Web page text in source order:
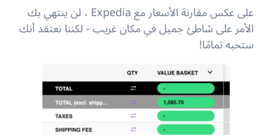
على عكس مقارنة الأسعار مع Expedia ، لن ينتهي بك
الأمر على شاطئ جميل في مكان غريب - لكننا نعتقد أنك
ستحبه تمامًا!